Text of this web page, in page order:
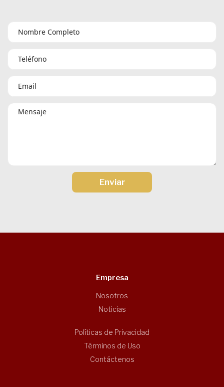
Enviar
Empresa
Nosotros
Noticias
Políticas de Privacidad
Términos de Uso
Contáctenos